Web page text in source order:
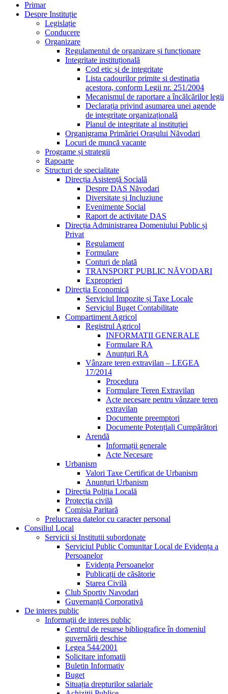
Primar
Despre Instituție
Legislație
Conducere
Organizare
Regulamentul de organizare și funcționare
Integritate instituțională
Cod etic și de integritate
Lista cadourilor primite si destinatia
acestora, conform Legii nr. 251/2004
Mecanismul de raportare a încălcărilor legii
Declarația privind asumarea unei agende
de integritate organizațională
Planul de integritate al instituției
Organigrama Primăriei Orașului Năvodari
Locuri de muncă vacante
Programe și strategii
Rapoarte
Structuri de specialitate
Direcția Asistență Socială
Despre DAS Năvodari
Diversitate și Incluziune
Evenimente Social
Raport de activitate DAS
Direcția Administrarea Domeniului Public și
Privat
Regulament
Formulare
Conturi de plată
TRANSPORT PUBLIC NĂVODARI
Exproprieri
Direcția Economică
Serviciul Impozite și Taxe Locale
Serviciul Buget Contabilitate
Compartiment Agricol
Registrul Agricol
INFORMATII GENERALE
Formulare RA
Anunțuri RA
Vânzare teren extravilan – LEGEA
17/2014
Procedura
Formulare Teren Extravilan
Acte necesare pentru vânzare teren
extravilan
Documente preemptori
Documente Potențiali Cumpărători
Arendă
Informații generale
Acte Necesare
Urbanism
Valori Taxe Certificat de Urbanism
Anunțuri Urbanism
Direcția Poliția Locală
Protecția civilă
Comisia Paritară
Prelucrarea datelor cu caracter personal
Consiliul Local
Servicii si Institutii subordonate
Serviciul Public Comunitar Local de Evidența a
Persoanelor
Evidența Persoanelor
Publicații de căsătorie
Starea Civilă
Club Sportiv Navodari
Guvernanță Corporativă
De interes public
Informații de interes public
Centrul de resurse bibliografice în domeniul
guvernării deschise
Legea 544/2001
Solicitare infomatii
Buletin Informativ
Buget
Situația drepturilor salariale